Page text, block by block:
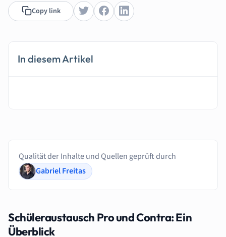
Copy link
In diesem Artikel
Qualität der Inhalte und Quellen geprüft durch
Gabriel Freitas
Schüleraustausch Pro und Contra: Ein
Überblick